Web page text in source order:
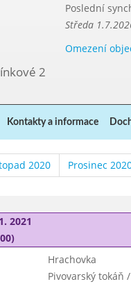
Poslední
Středa
Omezení
2
Kontakty a informace
2020 Prosinec
2021
Hrachovka
Pivovarský tokáň